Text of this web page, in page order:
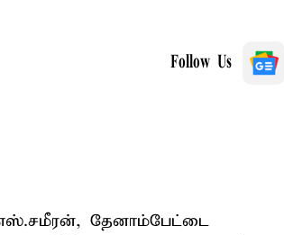
Follow Us
தேனாம்பேட்டை